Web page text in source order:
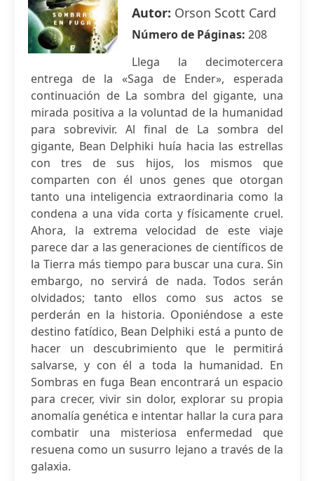
Autor: Orson Scott Card
Número de Páginas: 208
Llega la decimotercera
entrega de la «Saga de Ender», esperada
continuación de La sombra del gigante, una
mirada positiva a la voluntad de la humanidad
para sobrevivir. Al final de La sombra del
gigante, Bean Delphiki huía hacia las estrellas
con tres de sus hijos, los mismos que
comparten con él unos genes que otorgan
tanto una inteligencia extraordinaria como la
condena a una vida corta y físicamente cruel.
Ahora, la extrema velocidad de este viaje
parece dar a las generaciones de científicos de
la Tierra más tiempo para buscar una cura. Sin
embargo, no servirá de nada. Todos serán
olvidados; tanto ellos como sus actos se
perderán en la historia. Oponiéndose a este
destino fatídico, Bean Delphiki está a punto de
hacer un descubrimiento que le permitirá
salvarse, y con él a toda la humanidad. En
Sombras en fuga Bean encontrará un espacio
para crecer, vivir sin dolor, explorar su propia
anomalía genética e intentar hallar la cura para
combatir una misteriosa enfermedad que
resuena como un susurro lejano a través de la
galaxia.